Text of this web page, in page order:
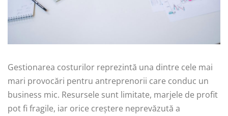
Gestionarea costurilor reprezintă una dintre cele mai
mari provocări pentru antreprenorii care conduc un
business mic. Resursele sunt limitate, marjele de profit
pot fi fragile, iar orice creștere neprevăzută a